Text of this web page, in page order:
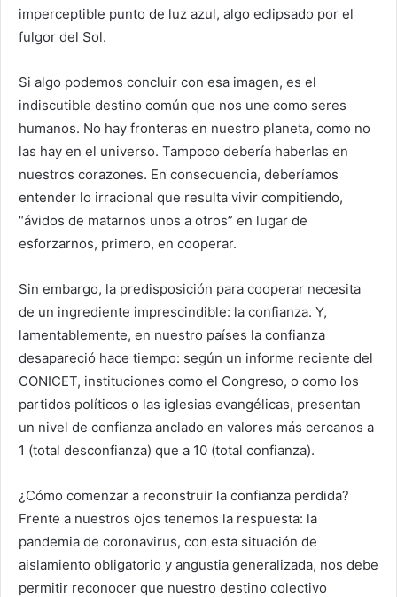
imperceptible punto de luz azul, algo eclipsado por el
fulgor del Sol.
Si algo podemos concluir con esa imagen, es el
indiscutible destino común que nos une como seres
humanos. No hay fronteras en nuestro planeta, como no
las hay en el universo. Tampoco debería haberlas en
nuestros corazones. En consecuencia, deberíamos
entender lo irracional que resulta vivir compitiendo,
“ávidos de matarnos unos a otros” en lugar de
esforzarnos, primero, en cooperar.
Sin embargo, la predisposición para cooperar necesita
de un ingrediente imprescindible: la confianza. Y,
lamentablemente, en nuestro países la confianza
desapareció hace tiempo: según un informe reciente del
CONICET, instituciones como el Congreso, o como los
partidos políticos o las iglesias evangélicas, presentan
un nivel de confianza anclado en valores más cercanos a
1 (total desconfianza) que a 10 (total confianza).
¿Cómo comenzar a reconstruir la confianza perdida?
Frente a nuestros ojos tenemos la respuesta: la
pandemia de coronavirus, con esta situación de
aislamiento obligatorio y angustia generalizada, nos debe
permitir reconocer que nuestro destino colectivo